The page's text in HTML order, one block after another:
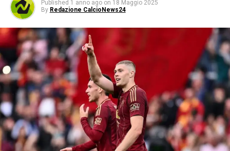
Published 1 anno ago on 18 Maggio 2025
By Redazione CalcioNews24